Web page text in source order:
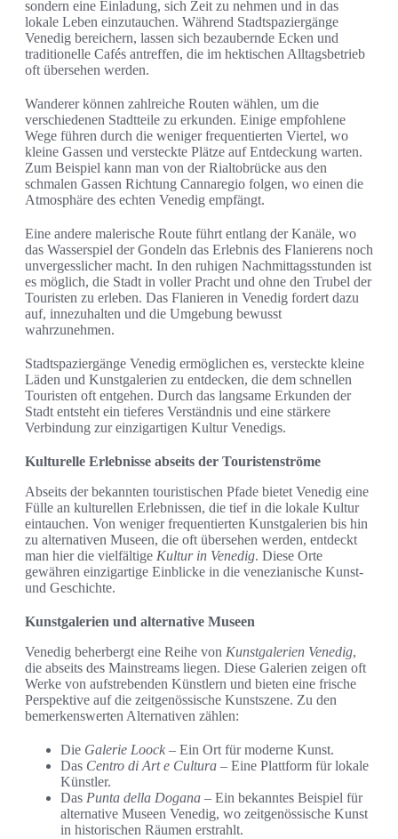
sondern eine Einladung, sich Zeit zu nehmen und in das
lokale Leben einzutauchen. Während Stadtspaziergänge
Venedig bereichern, lassen sich bezaubernde Ecken und
traditionelle Cafés antreffen, die im hektischen Alltagsbetrieb
oft übersehen werden.
Wanderer können zahlreiche Routen wählen, um die
verschiedenen Stadtteile zu erkunden. Einige empfohlene
Wege führen durch die weniger frequentierten Viertel, wo
kleine Gassen und versteckte Plätze auf Entdeckung warten.
Zum Beispiel kann man von der Rialtobrücke aus den
schmalen Gassen Richtung Cannaregio folgen, wo einen die
Atmosphäre des echten Venedig empfängt.
Eine andere malerische Route führt entlang der Kanäle, wo
das Wasserspiel der Gondeln das Erlebnis des Flanierens noch
unvergesslicher macht. In den ruhigen Nachmittagsstunden ist
es möglich, die Stadt in voller Pracht und ohne den Trubel der
Touristen zu erleben. Das Flanieren in Venedig fordert dazu
auf, innezuhalten und die Umgebung bewusst
wahrzunehmen.
Stadtspaziergänge Venedig ermöglichen es, versteckte kleine
Läden und Kunstgalerien zu entdecken, die dem schnellen
Touristen oft entgehen. Durch das langsame Erkunden der
Stadt entsteht ein tieferes Verständnis und eine stärkere
Verbindung zur einzigartigen Kultur Venedigs.
Kulturelle Erlebnisse abseits der Touristenströme
Abseits der bekannten touristischen Pfade bietet Venedig eine
Fülle an kulturellen Erlebnissen, die tief in die lokale Kultur
eintauchen. Von weniger frequentierten Kunstgalerien bis hin
zu alternativen Museen, die oft übersehen werden, entdeckt
man hier die vielfältige Kultur in Venedig. Diese Orte
gewähren einzigartige Einblicke in die venezianische Kunst-
und Geschichte.
Kunstgalerien und alternative Museen
Venedig beherbergt eine Reihe von Kunstgalerien Venedig,
die abseits des Mainstreams liegen. Diese Galerien zeigen oft
Werke von aufstrebenden Künstlern und bieten eine frische
Perspektive auf die zeitgenössische Kunstszene. Zu den
bemerkenswerten Alternativen zählen:
Die Galerie Loock – Ein Ort für moderne Kunst.
Das Centro di Art e Cultura – Eine Plattform für lokale
Künstler.
Das Punta della Dogana – Ein bekanntes Beispiel für
alternative Museen Venedig, wo zeitgenössische Kunst
in historischen Räumen erstrahlt.